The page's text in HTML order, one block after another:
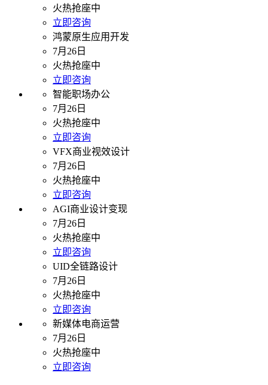
火热抢座中
立即咨询
鸿蒙原生应用开发
7月26日
火热抢座中
立即咨询
智能职场办公
7月26日
火热抢座中
立即咨询
VFX商业视效设计
7月26日
火热抢座中
立即咨询
AGI商业设计变现
7月26日
火热抢座中
立即咨询
UID全链路设计
7月26日
火热抢座中
立即咨询
新媒体电商运营
7月26日
火热抢座中
立即咨询